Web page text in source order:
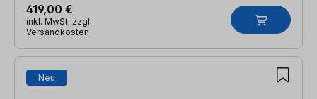
419,00 €
inkl. MwSt. zzgl.
Versandkosten
Neu